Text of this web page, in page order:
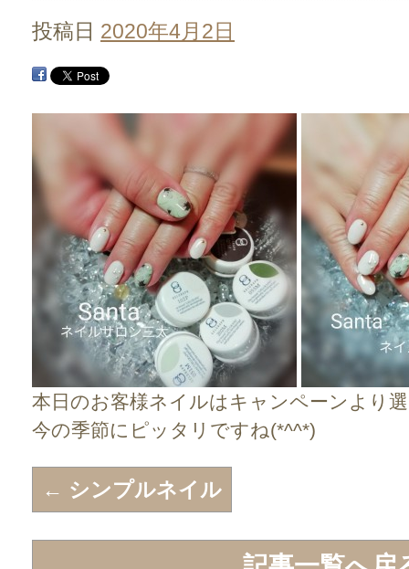
投稿日 2020年4月2日
本日のお客様ネイルはキャンペーンより
今の季節にピッタリですね(*^^*)
← シンプルネイル